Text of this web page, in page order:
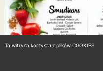
Ta witryna korzysta z plików COOKIES